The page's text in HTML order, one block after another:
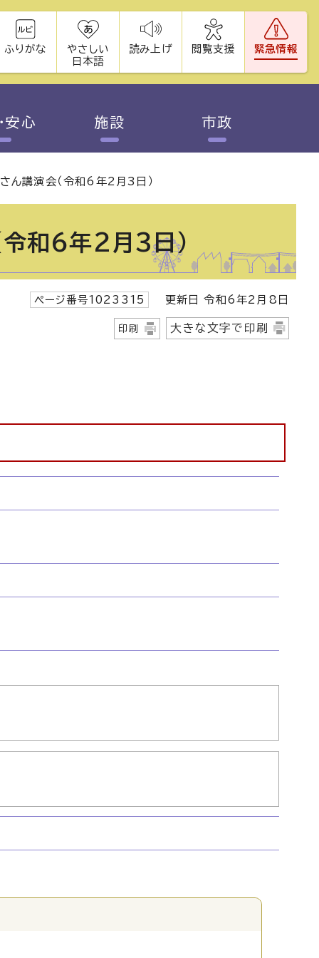
ふりがな
やさしい
日本語
読み上げ 閲覧支援 緊急情報
安心 施設 市政
ん講演会（令和6年2月3日）
令和6年2月3日）
ページ番号1023315 更新日 令和6年2月8日
印刷 大きな文字で印刷